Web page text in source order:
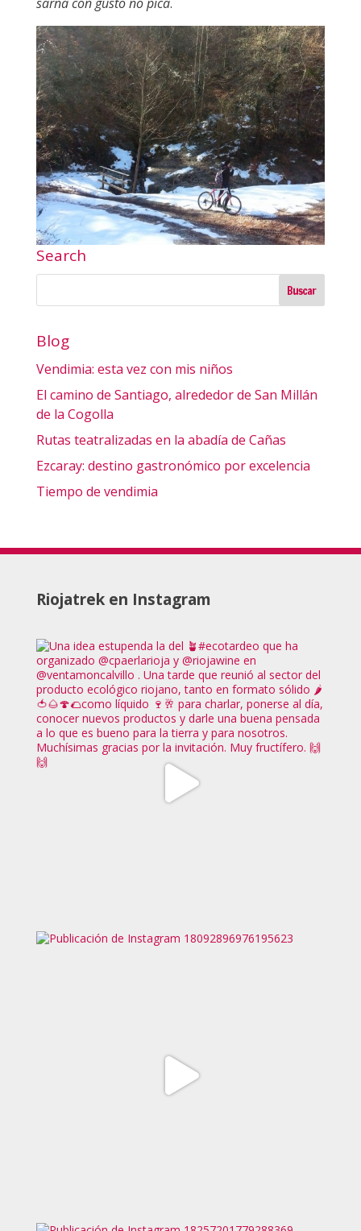
Search
Blog
Vendimia: esta vez con mis niños
El camino de Santiago, alrededor de San Millán
de la Cogolla
Rutas teatralizadas en la abadía de Cañas
Ezcaray: destino gastronómico por excelencia
Tiempo de vendimia
Riojatrek en Instagram